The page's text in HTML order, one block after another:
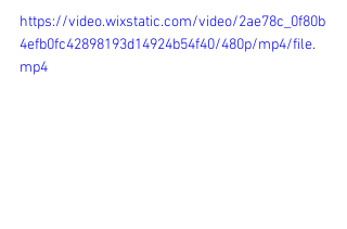
https://video.wixstatic.com/video/2ae78c_0f80b
4efb0fc42898193d14924b54f40/480p/mp4/file.
mp4